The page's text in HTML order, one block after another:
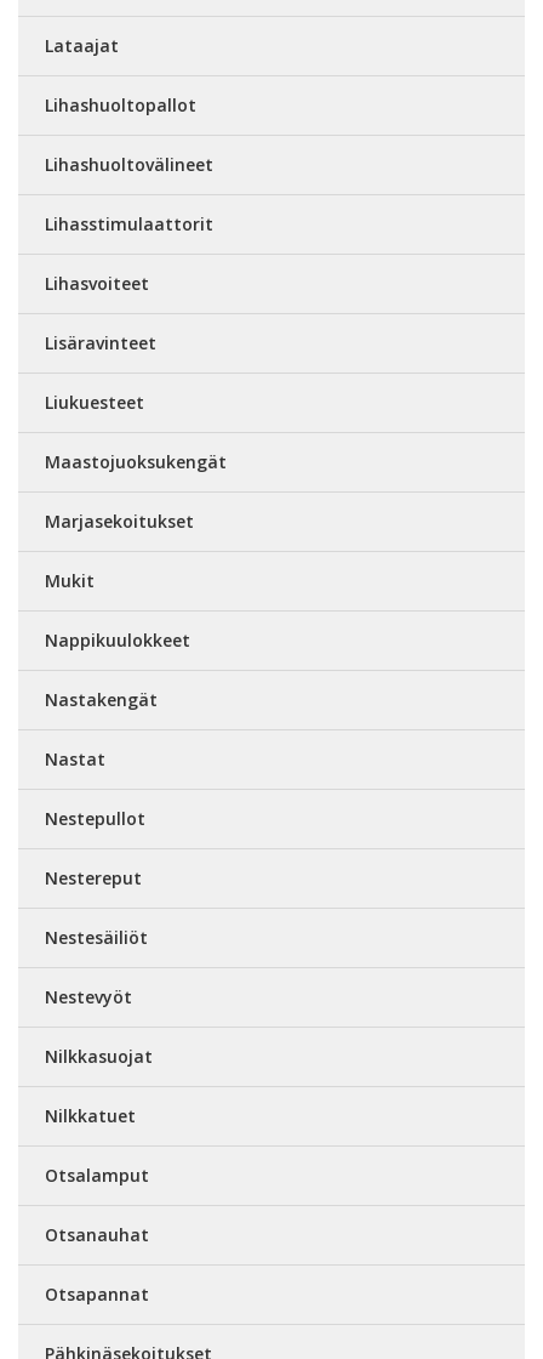
Lataajat
Lihashuoltopallot
Lihashuoltovälineet
Lihasstimulaattorit
Lihasvoiteet
Lisäravinteet
Liukuesteet
Maastojuoksukengät
Marjasekoitukset
Mukit
Nappikuulokkeet
Nastakengät
Nastat
Nestepullot
Nestereput
Nestesäiliöt
Nestevyöt
Nilkkasuojat
Nilkkatuet
Otsalamput
Otsanauhat
Otsapannat
Pähkinäsekoitukset